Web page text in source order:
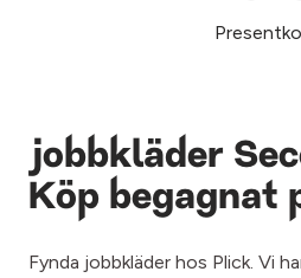
jobbkläder
Köp begagnat
Fynda jobbkläder hos Plick. Vi